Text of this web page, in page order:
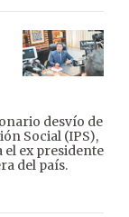
desvío de
Social (IPS),
ex presidente
del país.